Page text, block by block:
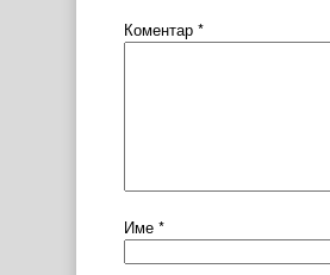
Коментар *
Име *